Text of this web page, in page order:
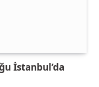
İstanbul’da